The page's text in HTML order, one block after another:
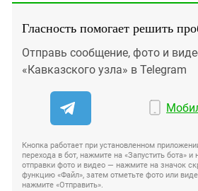
Гласность помогает решить
Отправь сообщение, фото и
«Кавказского узла» в Telegram
Кнопка работает при установленном
перехода в бот, нажмите на «Запустить бота»
отправки фото и видео — нажмите на значок
функцию «Файл», затем отметьте фото или
нажмите «Отправить».